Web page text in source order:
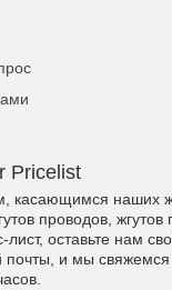
Pricelist
касающимся наших
проводов, жгутов
лист, оставьте нам
почты, и мы